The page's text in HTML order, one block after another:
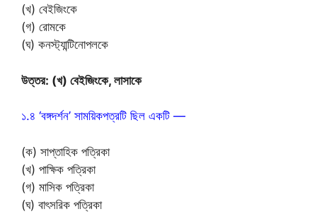
(খ) বেইজিংকে
(গ) রোমকে
(ঘ) কনস্ট্যান্টিনোপলকে
উত্তর: (খ) বেইজিংকে, লাসাকে
১.৪ ‘বঙ্গদর্শন’ সাময়িকপত্রটি ছিল একটি —
(ক) সাপ্তাহিক পত্রিকা
(খ) পাক্ষিক পত্রিকা
(গ) মাসিক পত্রিকা
(ঘ) বাৎসরিক পত্রিকা